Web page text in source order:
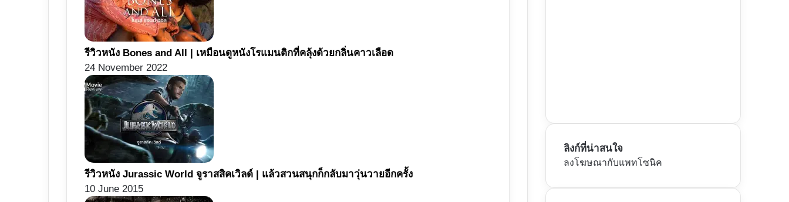
รีวิวหนัง Bones and All | เหมือนดูหนังโรแมนติกที่คลุ้งด้วยกลิ่นคาวเลือด
24 November 2022
รีวิวหนัง Jurassic World จูราสสิคเวิลด์ | แล้วสวนสนุกก็กลับมาวุ่นวายอีกครั้ง
10 June 2015
ลิงก์ที่น่าสนใจ
ลงโฆษณากับแพทโซนิค